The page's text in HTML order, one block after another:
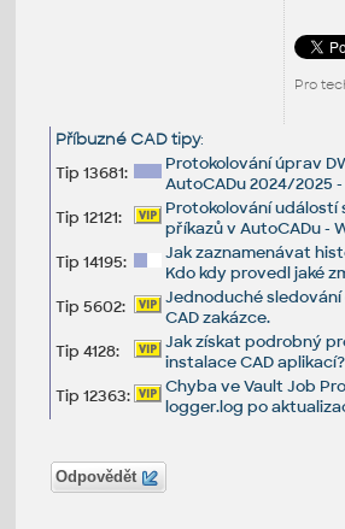
Pro
Příbuzné CAD tipy:
Tip 13681:
Protokolování úprav
AutoCADu 2024/2025
Tip 12121:
Protokolování
příkazů v AutoCADu -
Tip 14195:
Jak zaznamenávat
Kdo kdy provedl jaké
Tip 5602:
Jednoduché
CAD zakázce.
Tip 4128:
Jak získat podrobný
instalace CAD aplikací?
Tip 12363:
Chyba ve Vault Job
logger.log po
Odpovědět